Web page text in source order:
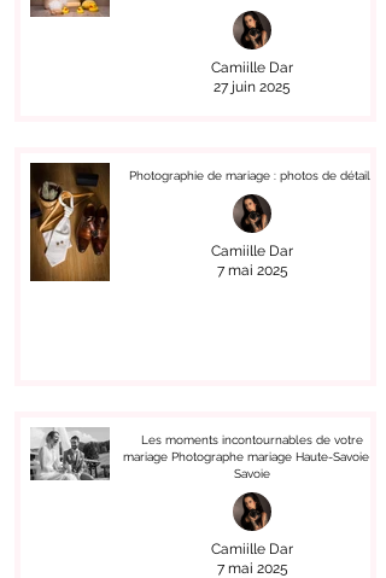
Camiille Dar
27 juin 2025
Photographie de mariage : photos de détails
Camiille Dar
7 mai 2025
Les moments incontournables de votre
mariage Photographe mariage Haute-Savoie &
Savoie
Camiille Dar
7 mai 2025